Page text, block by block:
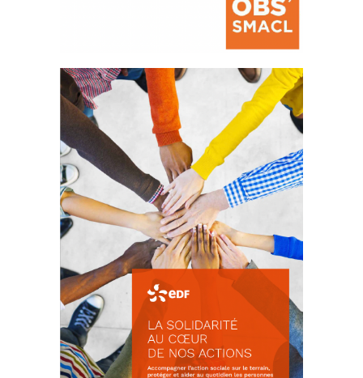
La prévention des conflits
d’intérêts
18 septembre 2023
FEUILLETER